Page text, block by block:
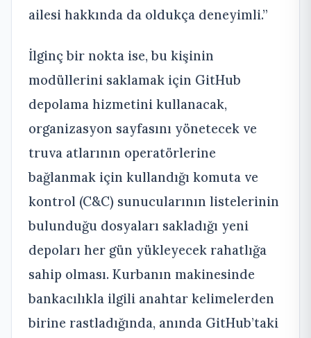
ailesi hakkında da oldukça deneyimli.”
İlginç bir nokta ise, bu kişinin
modüllerini saklamak için GitHub
depolama hizmetini kullanacak,
organizasyon sayfasını yönetecek ve
truva atlarının operatörlerine
bağlanmak için kullandığı komuta ve
kontrol (C&C) sunucularının listelerinin
bulunduğu dosyaları sakladığı yeni
depoları her gün yükleyecek rahatlığa
sahip olması. Kurbanın makinesinde
bankacılıkla ilgili anahtar kelimelerden
birine rastladığında, anında GitHub’taki